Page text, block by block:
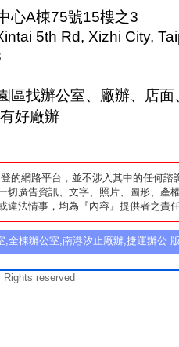
心A棟75號15樓之3
5th Rd, Xizhi City,
區找辦公室、廠辦、店面
好廠辦
的網路平台，並不涉入其中的任何
切廣告資訊、文字、照片、圖形、產
違法情事，均為『內容』提供者之責
,全棟辦公室,南港汐止廠辦,捷運辦公
reserved